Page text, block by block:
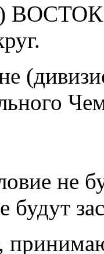
не
будут